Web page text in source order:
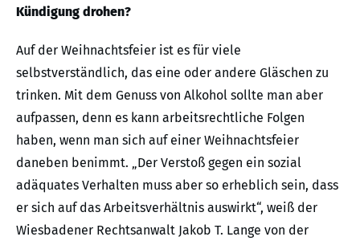
Kündigung drohen?
Auf der Weihnachtsfeier ist es für viele
selbstverständlich, das eine oder andere Gläschen zu
trinken. Mit dem Genuss von Alkohol sollte man aber
aufpassen, denn es kann arbeitsrechtliche Folgen
haben, wenn man sich auf einer Weihnachtsfeier
daneben benimmt. „Der Verstoß gegen ein sozial
adäquates Verhalten muss aber so erheblich sein, dass
er sich auf das Arbeitsverhältnis auswirkt“, weiß der
Wiesbadener Rechtsanwalt Jakob T. Lange von der